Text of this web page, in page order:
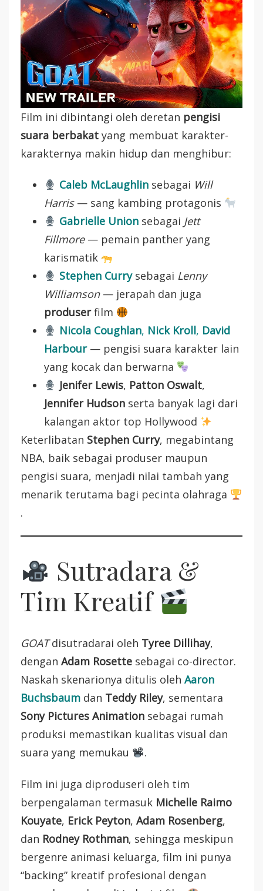
Film ini dibintangi oleh deretan pengisi
suara berbakat yang membuat karakter-
karakternya makin hidup dan menghibur:
Caleb McLaughlin sebagai Will
Harris— sang kambing protagonis
Gabrielle Union sebagai Jett
Fillmore— pemain panther yang
karismatik
Stephen Currysebagai Lenny
Williamson— jerapah dan juga
produserfilm
Nicola Coughlan, Nick Kroll, David
Harbour— pengisi suara karakter lain
yang kocak dan berwarna
Jenifer Lewis, Patton Oswalt,
Jennifer Hudson serta banyak lagi dari
kalangan aktor top Hollywood
Keterlibatan Stephen Curry, megabintang
NBA, baik sebagai produser maupun
pengisi suara, menjadi nilai tambah yang
menarik terutama bagi pecinta olahraga
.
Sutradara &
Tim Kreatif
GOATdisutradarai oleh Tyree Dillihay,
dengan Adam Rosette sebagai co-director.
Naskah skenarionya ditulis oleh Aaron
Buchsbaum dan Teddy Riley, sementara
Sony Pictures Animation sebagai rumah
produksi memastikan kualitas visual dan
suara yang memukau
.
Film ini juga diproduseri oleh tim
berpengalaman termasuk Michelle Raimo
Kouyate, Erick Peyton, Adam Rosenberg,
dan Rodney Rothman, sehingga meskipun
bergenre animasi keluarga, film ini punya
“backing” kreatif profesional dengan